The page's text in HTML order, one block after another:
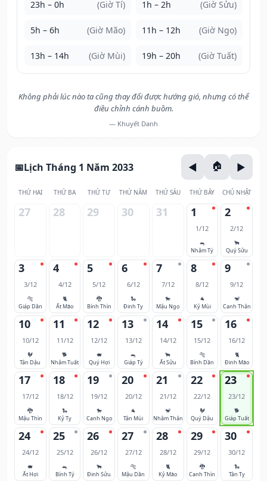
23h – 0h (Giờ Tí) 1h – 2h (Giờ Sửu)
5h – 6h (Giờ Mão) 11h – 12h (Giờ Ngọ)
13h – 14h (Giờ Mùi) 19h – 20h (Giờ Tuất)
Không phải lúc nào ta cũng thay đổi được hướng gió, nhưng có thể
điều chỉnh cánh buồm.
— Khuyết Danh
Lịch Tháng 1 Năm 2033
THỨ HAI THỨ BA THỨ TƯ THỨ NĂM THỨ SÁU THỨ BẢY CHỦ NHẬT
27 28 29 30 31 1
1/12
🐀
Nhâm Tý
2
2/12
🐂
Quý Sửu
3
3/12
🐅
Giáp Dần
4
4/12
🐈
Ất Mão
5
5/12
🐉
Bính Thìn
6
6/12
🐍
Đinh Tỵ
7
7/12
🐎
Mậu Ngọ
8
8/12
🐐
Kỷ Mùi
9
9/12
🐒
Canh Thân
10
10/12
🐓
Tân Dậu
11
11/12
🐕
Nhâm Tuất
12
12/12
🐖
Quý Hợi
13
13/12
🐀
Giáp Tý
14
14/12
🐂
Ất Sửu
15
15/12
🐅
Bính Dần
16
16/12
🐈
Đinh Mão
17
17/12
🐉
Mậu Thìn
18
18/12
🐍
Kỷ Tỵ
19
19/12
🐎
Canh Ngọ
20
20/12
🐐
Tân Mùi
21
21/12
🐒
Nhâm Thân
22
22/12
🐓
Quý Dậu
23
23/12
🐕
Giáp Tuất
24
24/12
🐖
Ất Hợi
25
25/12
🐀
Bính Tý
26
26/12
🐂
Đinh Sửu
27
27/12
🐅
Mậu Dần
28
28/12
🐈
Kỷ Mão
29
29/12
🐉
Canh Thìn
30
30/12
🐍
Tân Tỵ